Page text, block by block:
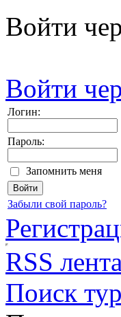
Войти
Войти
Логин:
Пароль:
Запомнить меня
Забыли свой пароль?
RSS лента
Поиск